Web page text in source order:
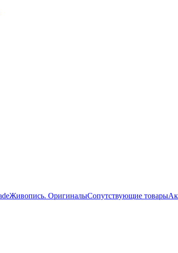
Живопись. ОригиналыСопутствующие товары